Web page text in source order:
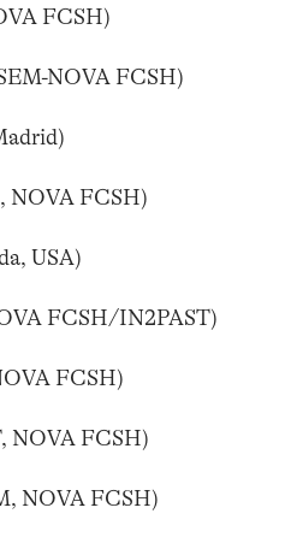
FCSH)
NOVA FCSH)
NOVA FCSH)
USA)
FCSH/IN2PAST)
FCSH)
NOVA FCSH)
NOVA FCSH)